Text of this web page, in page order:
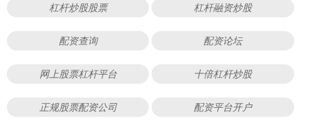
杠杆炒股股票 杠杆融资炒股
配资查询 配资论坛
网上股票杠杆平台 十倍杠杆炒股
正规股票配资公司 配资平台开户